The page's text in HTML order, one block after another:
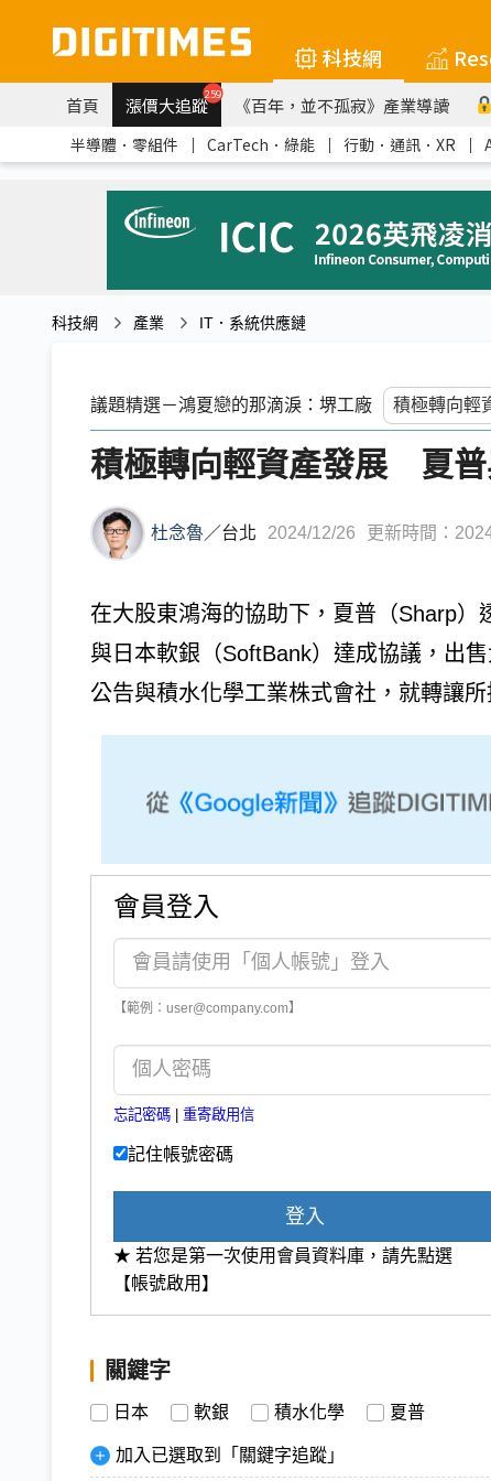
科技網
首頁 漲價大追蹤259 《百年，並不孤寂》產業導讀
半導體．零組件 ｜ CarTech．綠能 ｜ 行動．通訊．XR ｜
科技網 產業 IT．系統供應鏈
議題精選－鴻夏戀的那滴淚：堺工廠
積極轉向輕資產發展 夏普
杜念魯／台北 2024/12/26 更新時間：
在大股東鴻海的協助下，夏普（Sharp
與日本軟銀（SoftBank）達成協議，出
公告與積水化學工業株式會社，就轉讓
會員登入
【範例：user@company.com】
忘記密碼 重寄啟用信
記住帳號密碼
登入
★ 若您是第一次使用會員資料庫，請先點選
【帳號啟用】
關鍵字
日本 軟銀 積水化學 夏普
加入已選取到「關鍵字追蹤」